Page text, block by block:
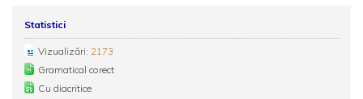
Statistici
Vizualizări: 2173
Gramatical corect
Cu diacritice